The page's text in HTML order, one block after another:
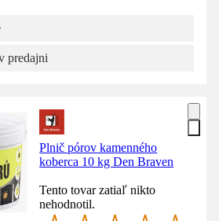
predajni
Plnič pórov kamenného
koberca 10 kg Den Braven
Tento tovar zatiaľ nikto
nehodnotil.